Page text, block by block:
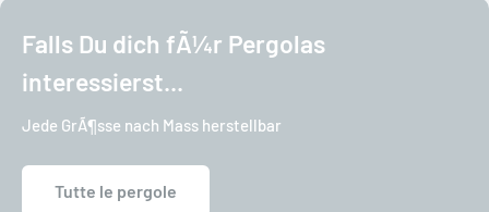
Falls Du dich fÃ¼r Pergolas
interessierst...
Jede GrÃ¶sse nach Mass herstellbar
Tutte le pergole